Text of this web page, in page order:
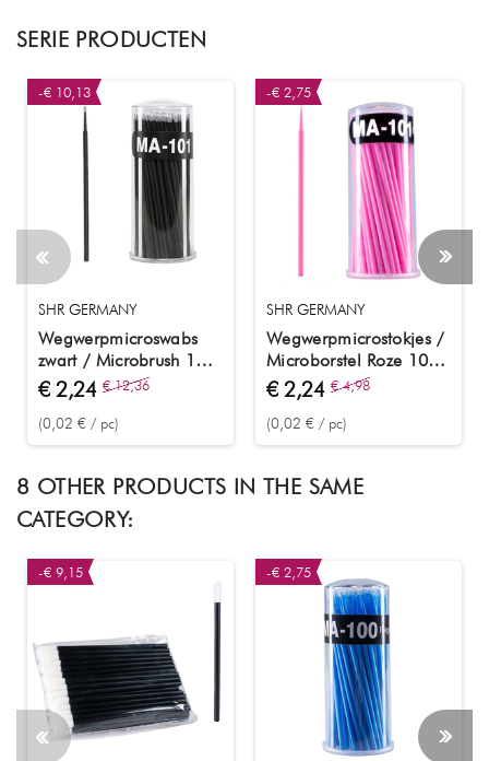
SERIE PRODUCTEN
-€ 10,13
SHR GERMANY
Wegwerpmicroswabs
zwart / Microbrush 100
stuks
€ 2,24 € 12,36
(0,02 € / pc)
-€ 2,75
SHR GERMANY
Wegwerpmicrostokjes /
Microborstel Roze 100
stuks
€ 2,24 € 4,98
(0,02 € / pc)
8 OTHER PRODUCTS IN THE SAME
CATEGORY:
-€ 9,15 -€ 2,75